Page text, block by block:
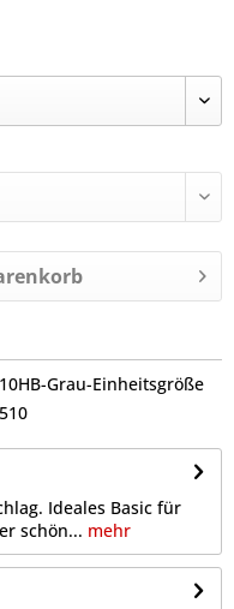
Grau-Einheitsgröße
Ideales Basic für
schön... mehr